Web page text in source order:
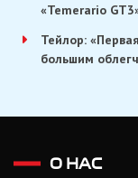
«Temerario
Тейлор:
большим
О НАС